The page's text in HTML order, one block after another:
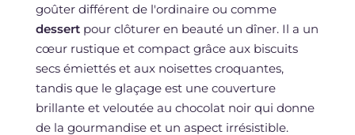
goûter différent de l'ordinaire ou comme
dessertpour clôturer en beauté un dîner. Il a un
cœur rustique et compact grâce aux biscuits
secs émiettés et aux noisettes croquantes,
tandis que le glaçage est une couverture
brillante et veloutée au chocolat noir qui donne
de la gourmandise et un aspect irrésistible.